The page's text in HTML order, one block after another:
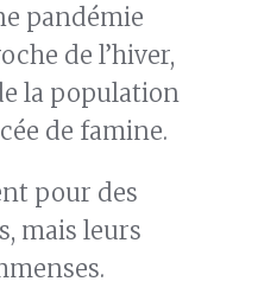
pandémie
de l’hiver,
la population
de famine.
pour des
mais leurs